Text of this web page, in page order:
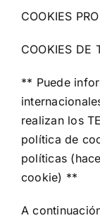
COOKIES
COOKIES DE
** Puede
realizan los
política de
políticas
cookie) **
A